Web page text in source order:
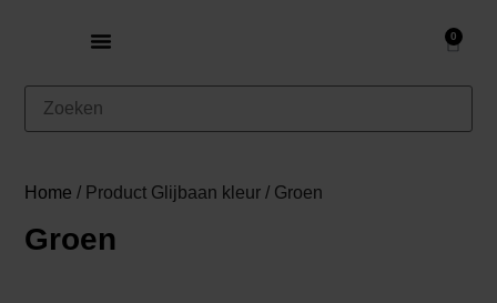
0
Home / Product Glijbaan kleur / Groen
Groen